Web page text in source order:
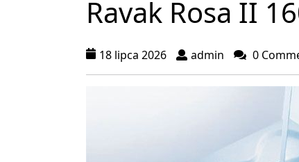
Ravak Rosa II
18 lipca 2026 admin 0